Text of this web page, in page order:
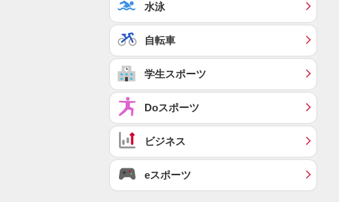
水泳
自転車
学生スポーツ
Doスポーツ
ビジネス
eスポーツ